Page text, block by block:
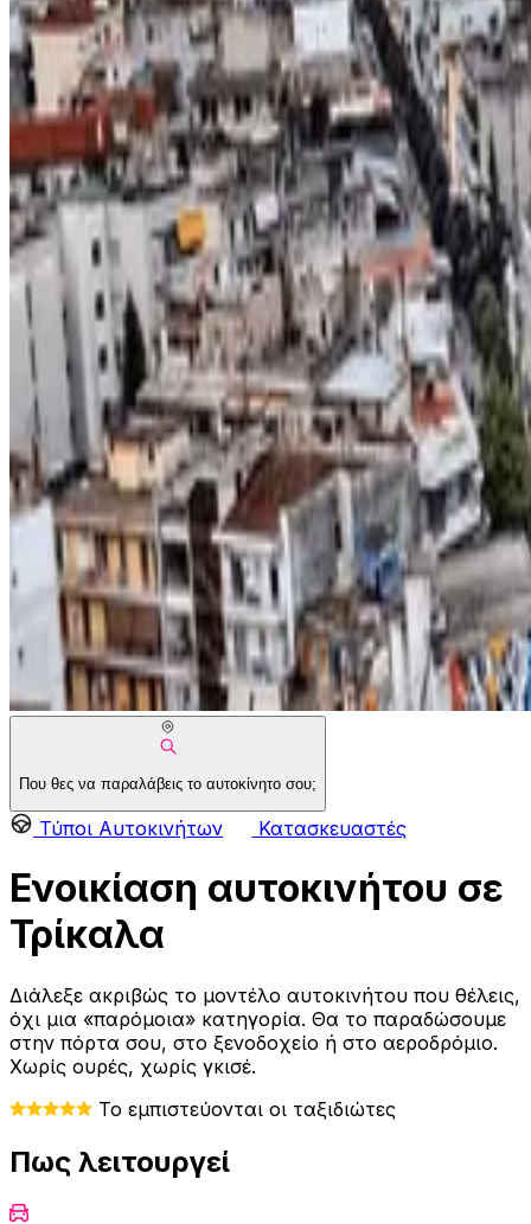
Που θες να παραλάβεις το αυτοκίνητο σου;
Τύποι Αυτοκινήτων Κατασκευαστές
Ενοικίαση αυτοκινήτου σε
Τρίκαλα
Διάλεξε ακριβώς το μοντέλο αυτοκινήτου που θέλεις,
όχι μια «παρόμοια» κατηγορία. Θα το παραδώσουμε
στην πόρτα σου, στο ξενοδοχείο ή στο αεροδρόμιο.
Χωρίς ουρές, χωρίς γκισέ.
Το εμπιστεύονται οι ταξιδιώτες
Πως λειτουργεί